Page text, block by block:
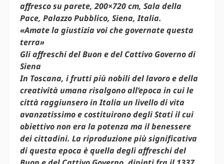
affresco su parete, 200×720 cm, Sala della
Pace, Palazzo Pubblico, Siena, Italia.
«Amate la giustizia voi che governate questa
terra»
Gli affreschi del Buon e del Cattivo Governo di
Siena
In Toscana, i frutti più nobili del lavoro e della
creatività umana risalgono all’epoca in cui le
città raggiunsero in Italia un livello di vita
avanzatissimo e costituirono degli Stati il cui
obiettivo non era la potenza ma il benessere
dei cittadini. La riproduzione più significativa
di questa epoca è quella degli affreschi del